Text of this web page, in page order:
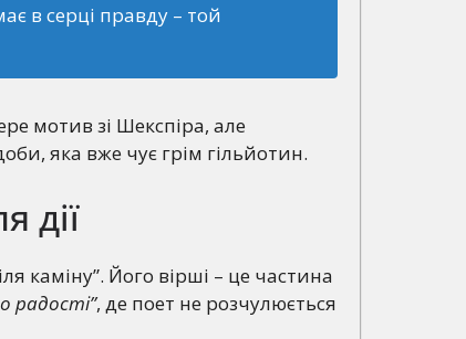
в серці правду – той
мотив зі Шекспіра, але
яка вже чує грім гільйотин.
дії
каміну”. Його вірші – це частина
радості”, де поет не розчулюється